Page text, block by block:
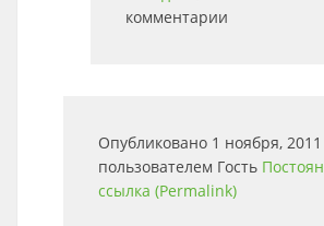
комментарии
Опубликовано 1 ноября,
пользователем Гость
ссылка (Permalink)